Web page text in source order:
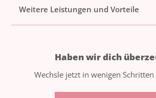
Weitere Leistungen und Vorteile
Haben wir dich
Wechsle jetzt in wenigen Schritten